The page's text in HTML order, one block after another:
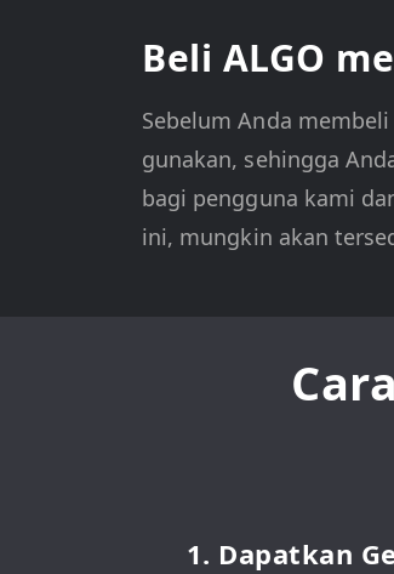
Beli ALGO
Sebelum Anda
gunakan, sehingga
bagi pengguna kami
ini, mungkin akan
1. Dapatkan